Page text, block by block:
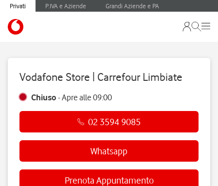
Privati P.IVA e Aziende Grandi Aziende e PA
Vodafone Store | Carrefour Limbiate
Chiuso -Apre alle09:00
02 3594 9085
Whatsapp
Prenota Appuntamento